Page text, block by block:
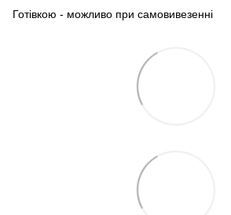
Готівкою - можливо при самовивезенні